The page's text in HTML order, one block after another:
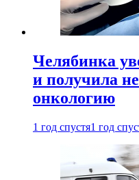
Челябинка
и получила
онкологию
1 год спустя1 год